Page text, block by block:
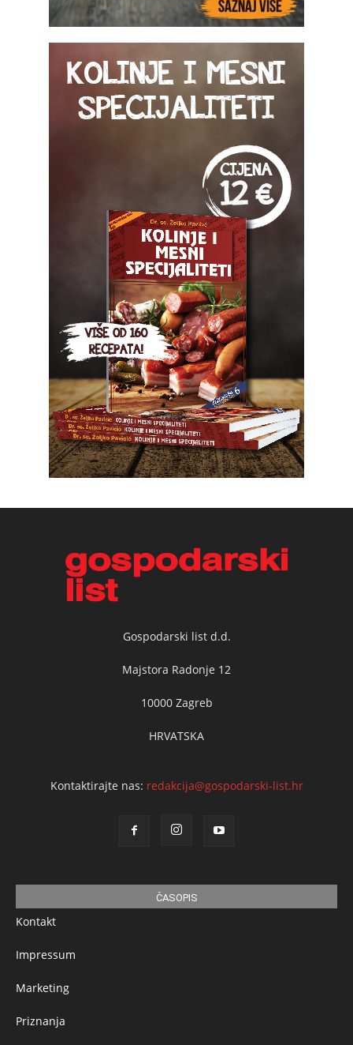
Gospodarski list d.d.
Majstora Radonje 12
10000 Zagreb
HRVATSKA
Kontaktirajte nas: redakcija@gospodarski-list.hr
ČASOPIS
Kontakt
Impressum
Marketing
Priznanja